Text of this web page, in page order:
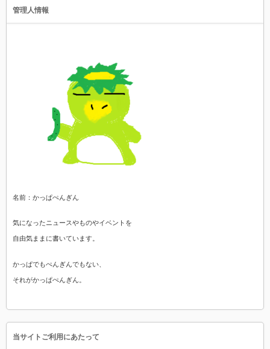
管理人情報
名前：かっぱぺんぎん
気になったニュースやものやイベントを
自由気ままに書いています。
かっぱでもぺんぎんでもない、
それがかっぱぺんぎん。
当サイトご利用にあたって